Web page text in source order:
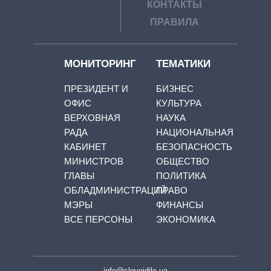
КОНТАКТЫ
ПРАВИЛА
МОНИТОРИНГ
ПРЕЗИДЕНТ И
ОФИС
ВЕРХОВНАЯ
РАДА
КАБИНЕТ
МИНИСТРОВ
ГЛАВЫ
ОБЛАДМИНИСТРАЦИЙ
МЭРЫ
ВСЕ ПЕРСОНЫ
ТЕМАТИКИ
БИЗНЕС
КУЛЬТУРА
НАУКА
НАЦИОНАЛЬНАЯ
БЕЗОПАСНОСТЬ
ОБЩЕСТВО
ПОЛИТИКА
ПРАВО
ФИНАНСЫ
ЭКОНОМИКА